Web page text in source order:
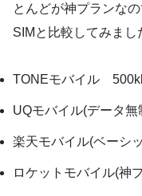
とんどが神プランな
SIMと比較してみまし
TONEモバイル
UQモバイル(データ
楽天モバイル(ベーシ
ロケットモバイル(神